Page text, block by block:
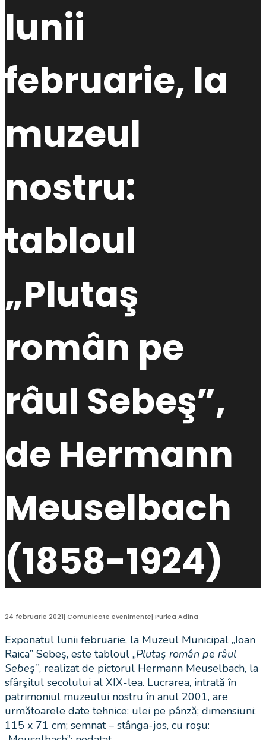
lunii
februarie, la
muzeul
nostru:
tabloul
„Plutaş
român pe
râul Sebeş”,
de Hermann
Meuselbach
(1858-1924)
24 februarie 2021| Comunicate evenimente| Purlea Adina
Exponatul lunii februarie, la Muzeul Municipal „Ioan
Raica” Sebeş, este tabloul „Plutaş român pe râul
Sebeş”, realizat de pictorul Hermann Meuselbach, la
sfârşitul secolului al XIX-lea. Lucrarea, intrată în
patrimoniul muzeului nostru în anul 2001, are
următoarele date tehnice: ulei pe pânză; dimensiuni:
115 x 71 cm; semnat – stânga-jos, cu roşu: